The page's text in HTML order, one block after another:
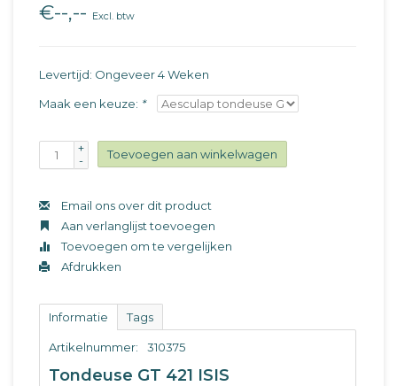
€--,-- Excl. btw
Levertijd: Ongeveer 4 Weken
Maak een keuze: *
+
-
Toevoegen aan winkelwagen
Email ons over dit product
Aan verlanglijst toevoegen
Toevoegen om te vergelijken
Afdrukken
Informatie Tags
Artikelnummer: 310375
Tondeuse GT 421 ISIS